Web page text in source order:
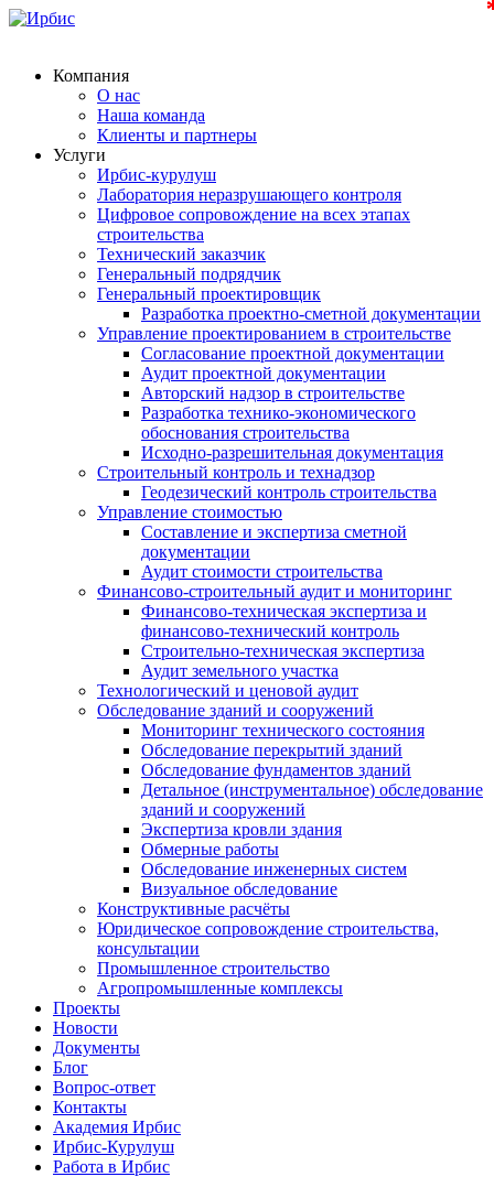
Компания
О нас
Наша команда
Клиенты и партнеры
Услуги
Ирбис-курулуш
Лаборатория неразрушающего контроля
Цифровое сопровождение на всех этапах
строительства
Технический заказчик
Генеральный подрядчик
Генеральный проектировщик
Разработка проектно-сметной документации
Управление проектированием в строительстве
Согласование проектной документации
Аудит проектной документации
Авторский надзор в строительстве
Разработка технико-экономического
обоснования строительства
Исходно-разрешительная документация
Строительный контроль и технадзор
Геодезический контроль строительства
Управление стоимостью
Составление и экспертиза сметной
документации
Аудит стоимости строительства
Финансово-строительный аудит и мониторинг
Финансово-техническая экспертиза и
финансово-технический контроль
Строительно-техническая экспертиза
Аудит земельного участка
Технологический и ценовой аудит
Обследование зданий и сооружений
Мониторинг технического состояния
Обследование перекрытий зданий
Обследование фундаментов зданий
Детальное (инструментальное) обследование
зданий и сооружений
Экспертиза кровли здания
Обмерные работы
Обследование инженерных систем
Визуальное обследование
Конструктивные расчёты
Юридическое сопровождение строительства,
консультации
Промышленное строительство
Агропромышленные комплексы
Проекты
Новости
Документы
Блог
Вопрос-ответ
Контакты
Академия Ирбис
Ирбис-Курулуш
Работа в Ирбис